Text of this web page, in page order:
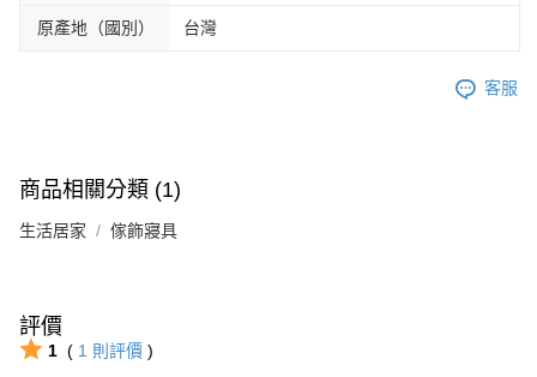
原產地（國別） 台灣
客服
商品相關分類 (1)
生活居家 傢飾寢具
評價
1 ( 1 則評價 )